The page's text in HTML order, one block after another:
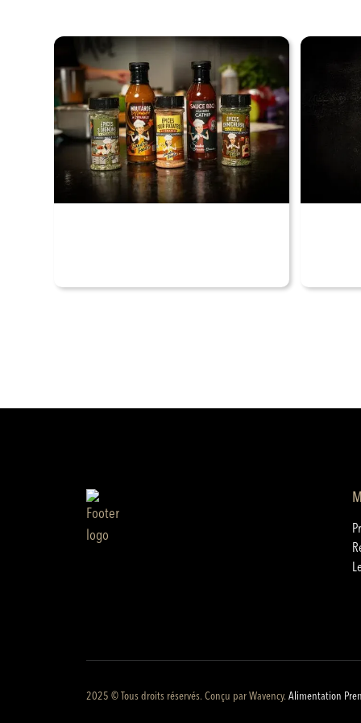
2025 © Tous droits réservés. Conçu parWavency.Alimentation